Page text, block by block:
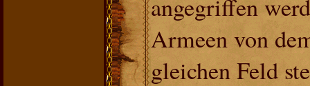
angegriffen
Armeen von
gleichen Feld